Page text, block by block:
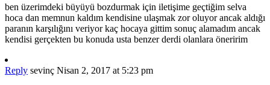
ben üzerimdeki büyüyü bozdurmak için iletişime geçtiğim selva
hoca dan memnun kaldım kendisine ulaşmak zor oluyor ancak aldığı
paranın karşılığını veriyor kaç hocaya gittim sonuç alamadım ancak
kendisi gerçekten bu konuda usta benzer derdi olanlara öneririm
Reply sevinç Nisan 2, 2017 at 5:23 pm